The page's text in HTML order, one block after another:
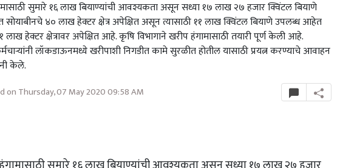
सुमारे १६ लाख बियाण्यांची आवश्यकता असून सध्या १७ लाख २७ हजार क्विंटल बियाणे
सोयाबीनचे ४० लाख हेक्टर क्षेत्र अपेक्षित असून त्यासाठी ११ लाख क्विंटल बियाणे उपलब्ध आहेत
हेक्टर क्षेत्रावर अपेक्षित आहे. कृषि विभागाने खरीप हंगामासाठी तयारी पूर्ण केली आहे.
लॉकडाऊनमध्ये खरीपाशी निगडीत कामे सुरळीत होतील यासाठी प्रयत्न करण्याचे आवाहन
केले.
on Thursday, 07 May 2020 09:58 AM